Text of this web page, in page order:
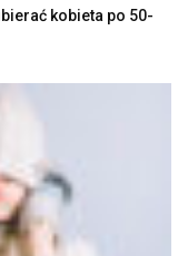
kobieta po 50-